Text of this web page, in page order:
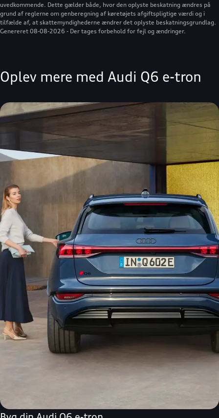
uvedkommende. Dette gælder både, hvor den oplyste beskatning ændres på
grund af reglerne om genberegning af køretøjets afgiftspligtige værdi og i
tilfælde af, at skattemyndighederne ændrer det oplyste beskatningsgrundlag.
Genereret 08-08-2026 - Der tages forbehold for fejl og ændringer.
Oplev mere med Audi Q6 e-tron